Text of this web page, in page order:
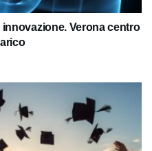
Verona centro